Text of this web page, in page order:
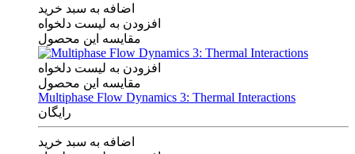
اضافه به سبد خرید
افزودن به لیست دلخواه
مقایسه این محصول
افزودن به لیست دلخواه
مقایسه این محصول
Multiphase Flow Dynamics 3: Thermal Interactions
رایگان
اضافه به سبد خرید